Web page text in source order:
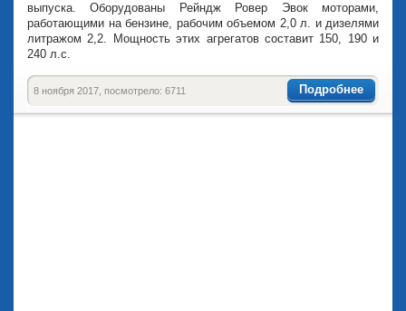
выпуска. Оборудованы Рейндж Ровер Эвок моторами,
работающими на бензине, рабочим объемом 2,0 л. и дизелями
литражом 2,2. Мощность этих агрегатов составит 150, 190 и
240 л.с.
Подробнее
8 ноября 2017, посмотрело: 6711